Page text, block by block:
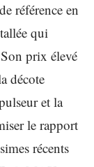
référence en
qui
prix élevé
décote
et la
le rapport
récents